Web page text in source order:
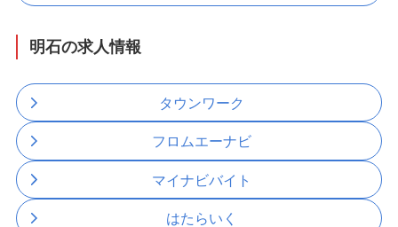
明石の求人情報
タウンワーク
フロムエーナビ
マイナビバイト
はたらいく